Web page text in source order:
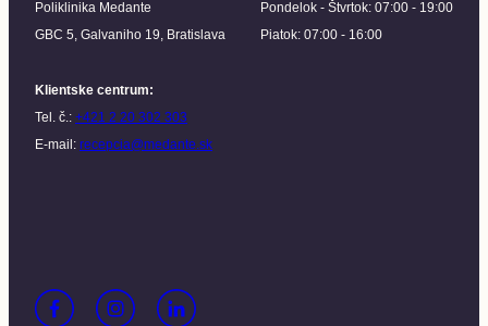
Poliklinika Medante
GBC 5, Galvaniho 19, Bratislava
Pondelok - Štvrtok: 07:00 - 19:00
Piatok: 07:00 - 16:00
Klientske centrum:
Tel. č.: +421 2 20 302 303
E-mail: recepcia@medante.sk